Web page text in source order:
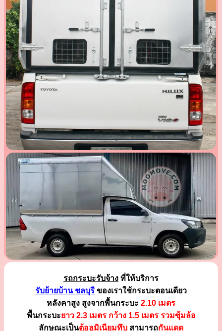
รถกระบะรับจ้าง ที่ให้บริการ
รับย้ายบ้าน ชลบุรี ของเราใช้กระบะตอนเดียว
หลังคาสูง สูงจากพื้นกระบะ 2.10 เมตร
พื้นกระบะยาว 2.3 เมตร กว้าง 1.5 เมตร รวมซุ้มล้อ
ลักษณะเป็นตู้อลูมิเนียมทึบ สามารถกันแดด